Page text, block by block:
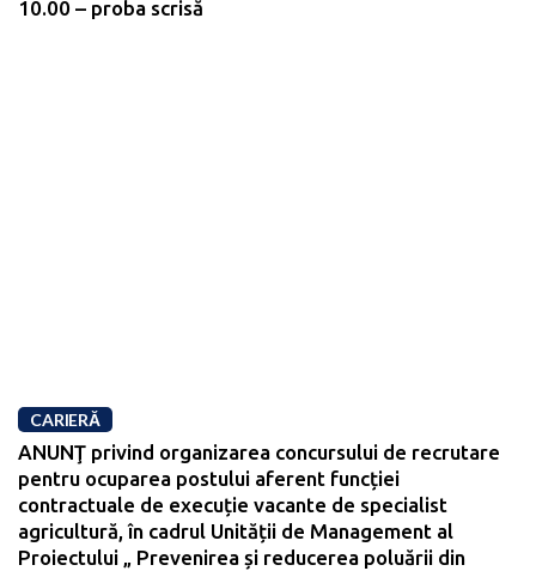
10.00 – proba scrisă
CARIERĂ
ANUNŢ privind organizarea concursului de recrutare
pentru ocuparea postului aferent funcției
contractuale de execuție vacante de specialist
agricultură, în cadrul Unității de Management al
Proiectului „ Prevenirea și reducerea poluării din